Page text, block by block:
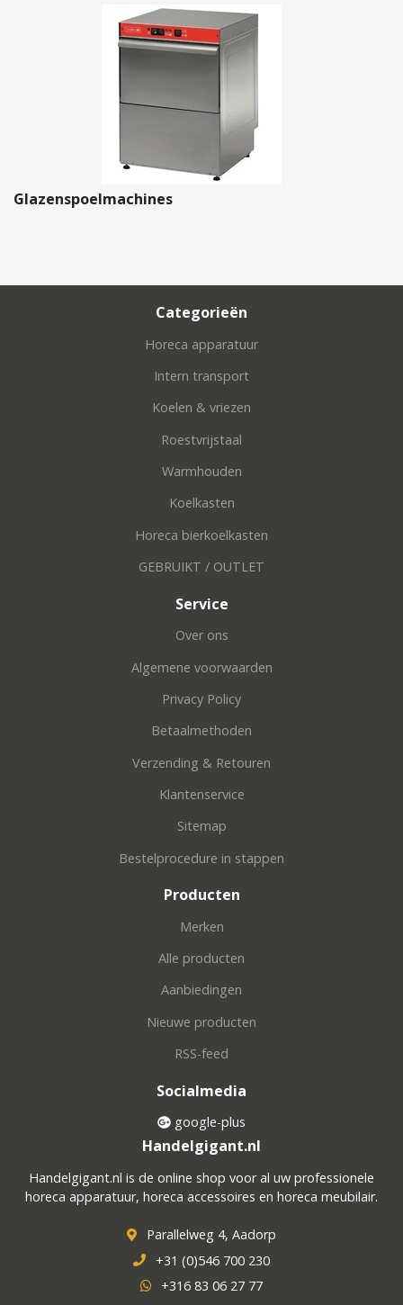
Glazenspoelmachines
Categorieën
Horeca apparatuur
Intern transport
Koelen & vriezen
Roestvrijstaal
Warmhouden
Koelkasten
Horeca bierkoelkasten
GEBRUIKT / OUTLET
Service
Over ons
Algemene voorwaarden
Privacy Policy
Betaalmethoden
Verzending & Retouren
Klantenservice
Sitemap
Bestelprocedure in stappen
Producten
Merken
Alle producten
Aanbiedingen
Nieuwe producten
RSS-feed
Socialmedia
google-plus
Handelgigant.nl
Handelgigant.nl is de online shop voor al uw professionele
horeca apparatuur, horeca accessoires en horeca meubilair.
Parallelweg 4, Aadorp
+31 (0)546 700 230
+316 83 06 27 77